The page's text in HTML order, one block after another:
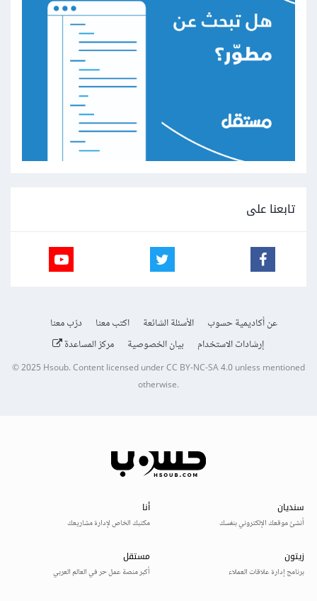
تابعنا على
عن أكاديمية حسوب الأسئلة الشائعة اكتب معنا
درّب معنا
إرشادات الاستخدام
بيان الخصوصية مركز المساعدة
© 2025Hsoub.Content licensed underCC BY-NC-SA 4.0unless mentioned
otherwise.